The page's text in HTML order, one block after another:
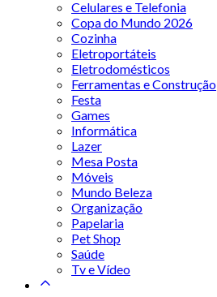
Celulares e Telefonia
Copa do Mundo 2026
Cozinha
Eletroportáteis
Eletrodomésticos
Ferramentas e Construção
Festa
Games
Informática
Lazer
Mesa Posta
Móveis
Mundo Beleza
Organização
Papelaria
Pet Shop
Saúde
Tv e Vídeo